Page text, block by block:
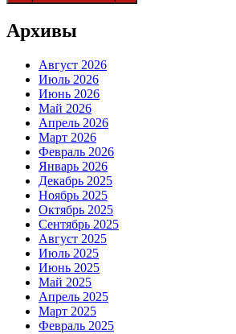
Архивы
Август 2026
Июль 2026
Июнь 2026
Май 2026
Апрель 2026
Март 2026
Февраль 2026
Январь 2026
Декабрь 2025
Ноябрь 2025
Октябрь 2025
Сентябрь 2025
Август 2025
Июль 2025
Июнь 2025
Май 2025
Апрель 2025
Март 2025
Февраль 2025